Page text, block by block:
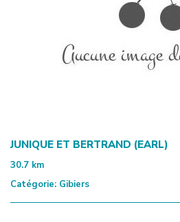
JUNIQUE ET BERTRAND (EARL)
30.7 km
Catégorie: Gibiers